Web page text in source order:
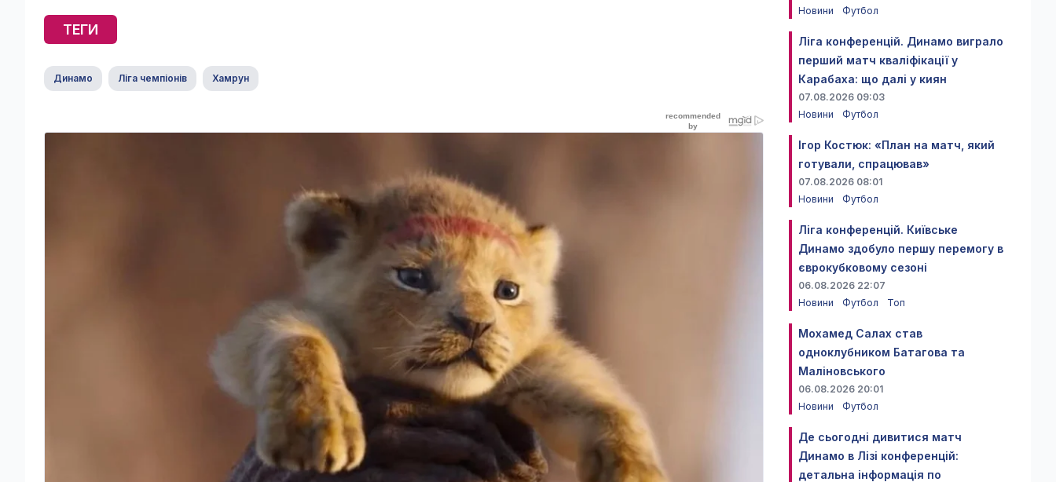
ТЕГИ
Динамо Ліга чемпіонів Хамрун
Новини
Футбол
Ліга конференцій. Динамо виграло
перший матч кваліфікації у
Карабаха: що далі у киян
07.08.2026 09:03
Новини
Футбол
Ігор Костюк: «План на матч, який
готували, спрацював»
07.08.2026 08:01
Новини
Футбол
Ліга конференцій. Київське
Динамо здобуло першу перемогу в
єврокубковому сезоні
06.08.2026 22:07
Новини
Футбол Топ
Мохамед Салах став
одноклубником Батагова та
Маліновського
06.08.2026 20:01
Новини
Футбол
Де сьогодні дивитися матч
Динамо в Лізі конференцій:
детальна інформація по